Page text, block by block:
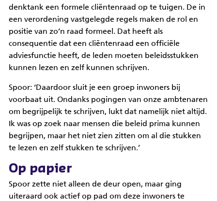
denktank een formele cliëntenraad op te tuigen. De in
een verordening vastgelegde regels maken de rol en
positie van zo’n raad formeel. Dat heeft als
consequentie dat een cliëntenraad een officiële
adviesfunctie heeft, de leden moeten beleidsstukken
kunnen lezen en zelf kunnen schrijven.
Spoor: ‘Daardoor sluit je een groep inwoners bij
voorbaat uit. Ondanks pogingen van onze ambtenaren
om begrijpelijk te schrijven, lukt dat namelijk niet altijd.
Ik was op zoek naar mensen die beleid prima kunnen
begrijpen, maar het niet zien zitten om al die stukken
te lezen en zelf stukken te schrijven.’
Op papier
Spoor zette niet alleen de deur open, maar ging
uiteraard ook actief op pad om deze inwoners te